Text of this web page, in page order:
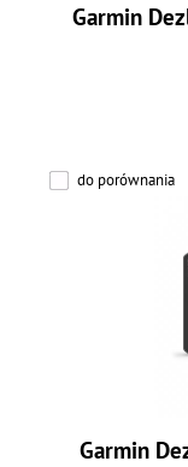
Garmin
do porównania
Garmin